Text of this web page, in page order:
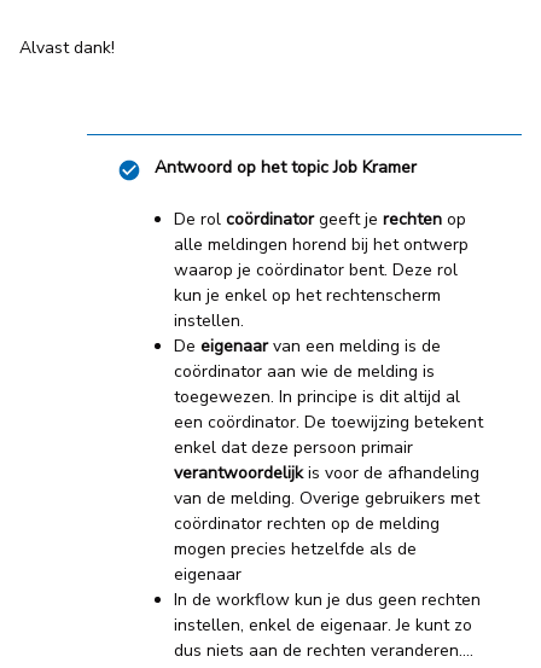
Alvast dank!
Antwoord op het topicJob Kramer
De rol coördinatorgeeft je rechten op
alle meldingen horend bij het ontwerp
waarop je coördinator bent. Deze rol
kun je enkel op het rechtenscherm
instellen.
De eigenaarvan een melding is de
coördinator aan wie de melding is
toegewezen. In principe is dit altijd al
een coördinator. De toewijzing betekent
enkel dat deze persoon primair
verantwoordelijkis voor de afhandeling
van de melding. Overige gebruikers met
coördinator rechten op de melding
mogen precies hetzelfde als de
eigenaar
In de workflow kun je dus geen rechten
instellen, enkel de eigenaar. Je kunt zo
dus niets aan de rechten veranderen….